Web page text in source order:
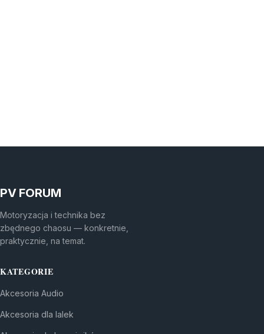
PV FORUM
Motoryzacja i technika bez
zbędnego chaosu — konkretnie,
praktycznie, na temat.
KATEGORIE
Akcesoria Audio
Akcesoria dla lalek